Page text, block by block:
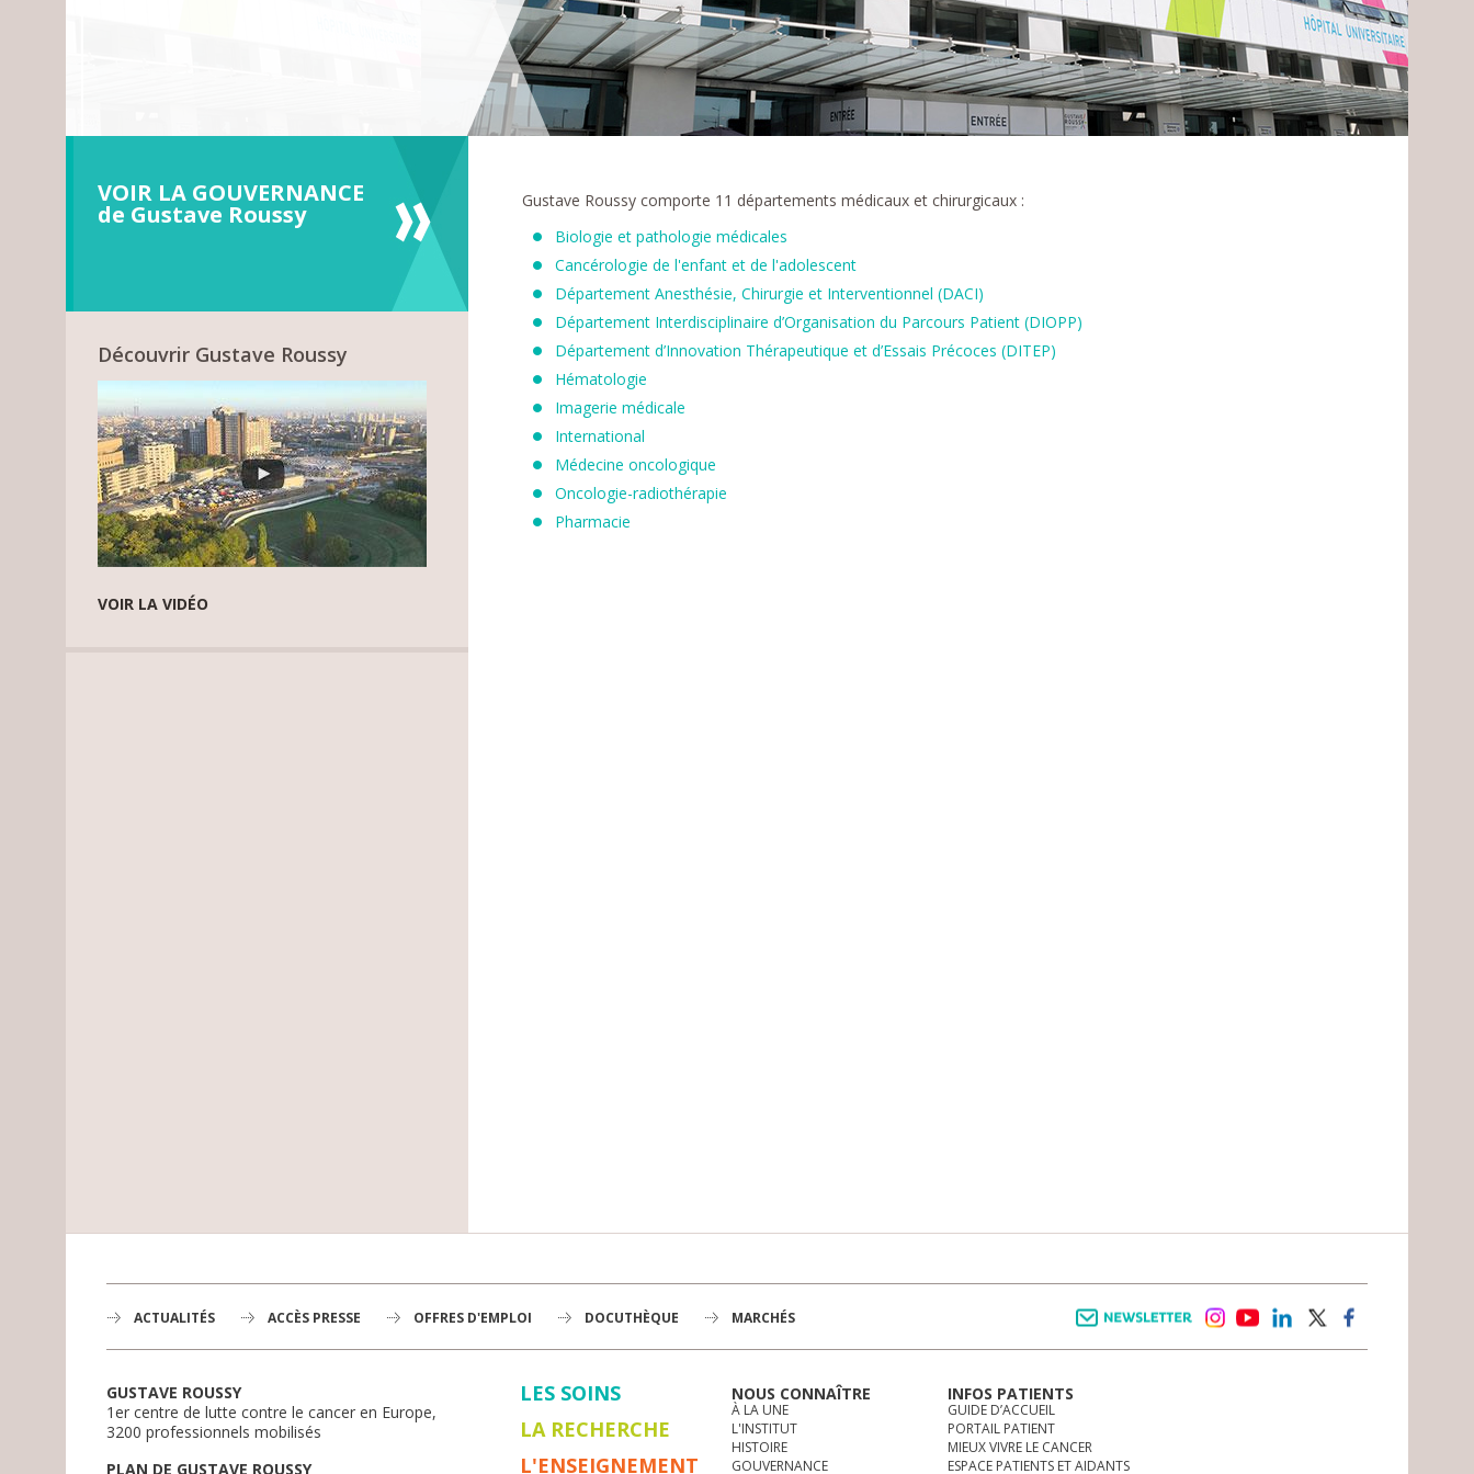
VOIR LA GOUVERNANCE
de Gustave Roussy
Découvrir Gustave Roussy
VOIR LA VIDÉO
Gustave Roussy comporte 11 départements médicaux et chirurgicaux :
Biologie et pathologie médicales
Cancérologie de l'enfant et de l'adolescent
Département Anesthésie, Chirurgie et Interventionnel (DACI)
Département Interdisciplinaire d’Organisation du Parcours Patient (DIOPP)
Département d’Innovation Thérapeutique et d’Essais Précoces (DITEP)
Hématologie
Imagerie médicale
International
Médecine oncologique
Oncologie-radiothérapie
Pharmacie
ACTUALITÉS ACCÈS PRESSE OFFRES D'EMPLOI DOCUTHÈQUE MARCHÉS
GUSTAVE ROUSSY
1er centre de lutte contre le cancer en Europe,
3200 professionnels mobilisés
PLAN DE GUSTAVE ROUSSY
LES SOINS
LA RECHERCHE
L'ENSEIGNEMENT
NOUS CONNAÎTRE
À LA UNE
L'INSTITUT
HISTOIRE
GOUVERNANCE
INFOS PATIENTS
GUIDE D’ACCUEIL
PORTAIL PATIENT
MIEUX VIVRE LE CANCER
ESPACE PATIENTS ET AIDANTS